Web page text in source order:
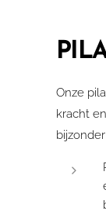
Onze
kracht